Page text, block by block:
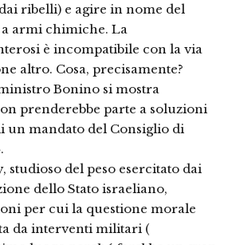
ribelli) e agire in nome del
armi chimiche. La
è incompatibile con la via
altro. Cosa, precisamente?
Bonino si mostra
prenderebbe parte a soluzioni
mandato del Consiglio di
studioso del peso esercitato dai
dello Stato israeliano,
per cui la questione morale
da interventi militari (